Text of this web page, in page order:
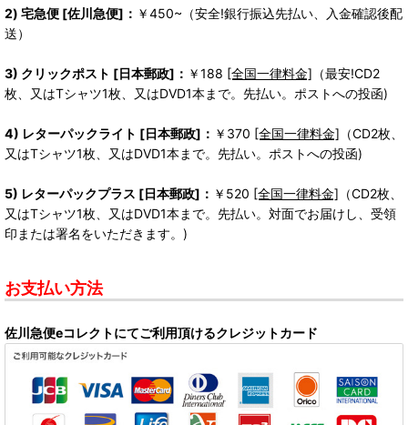
2) 宅急便 [佐川急便]： ￥450~（安全!銀行振込先払い、入金確認後配
送）
3) クリックポスト [日本郵政]： ￥188 [全国一律料金] （最安!CD2
枚、又はTシャツ1枚、又はDVD1本まで。先払い。ポストへの投函)
4) レターパックライト [日本郵政]： ￥370 [全国一律料金] （CD2枚、
又はTシャツ1枚、又はDVD1本まで。先払い。ポストへの投函)
5) レターパックプラス [日本郵政]： ￥520 [全国一律料金] （CD2枚、
又はTシャツ1枚、又はDVD1本まで。先払い。対面でお届けし、受領
印または署名をいただきます。)
お支払い方法
佐川急便eコレクトにてご利用頂けるクレジットカード